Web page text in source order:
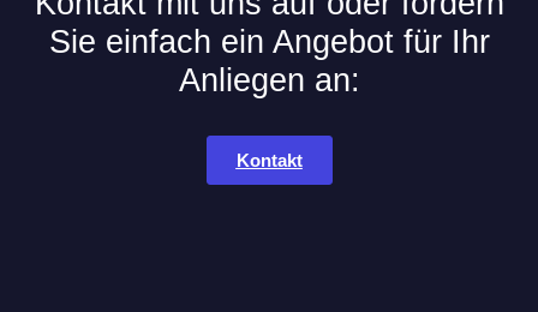
Sie einfach ein Angebot für Ihr
Anliegen an:
Kontakt